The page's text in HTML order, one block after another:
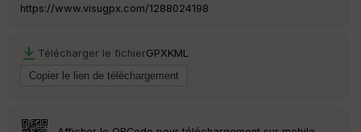
https://www.visugpx.com/1288024198
Télécharger le fichierGPXKML